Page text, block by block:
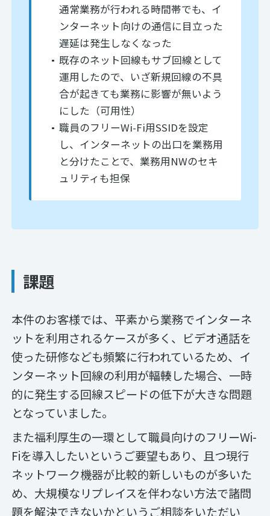
通常業務が行われる時間帯でも、イ
ンターネット向けの通信に目立った
遅延は発生しなくなった
既存のネット回線もサブ回線として
運用したので、いざ新規回線の不具
合が起きても業務に影響が無いよう
にした（可用性）
職員のフリーWi-Fi用SSIDを設定
し、インターネットの出口を業務用
と分けたことで、業務用NWのセキ
ュリティも担保
課題
本件のお客様では、平素から業務でインターネ
ットを利用されるケースが多く、ビデオ通話を
使った研修なども頻繁に行われているため、イ
ンターネット回線の利用が輻輳した場合、一時
的に発生する回線スピードの低下が大きな問題
となっていました。
また福利厚生の一環として職員向けのフリーWi-
Fiを導入したいというご要望もあり、且つ現行
ネットワーク機器が比較的新しいものが多いた
め、大規模なリプレイスを伴わない方法で諸問
題を解決できないかというご相談をいただい